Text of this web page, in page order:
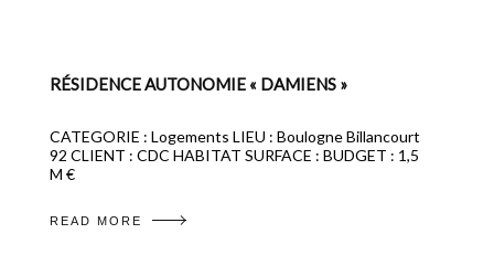
RÉSIDENCE AUTONOMIE « DAMIENS »
CATEGORIE : Logements LIEU : Boulogne Billancourt
92 CLIENT : CDC HABITAT SURFACE : BUDGET : 1,5
M €
READ MORE